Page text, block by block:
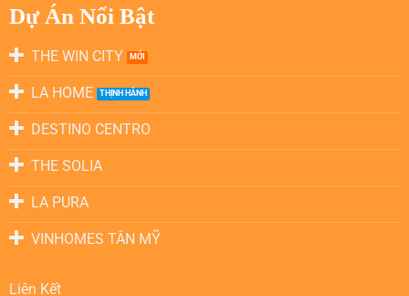
Dự Án Nổi Bật
THE WIN CITY
LA HOME
DESTINO CENTRO
THE SOLIA
LA PURA
VINHOMES TÂN MỸ
Liên Kết